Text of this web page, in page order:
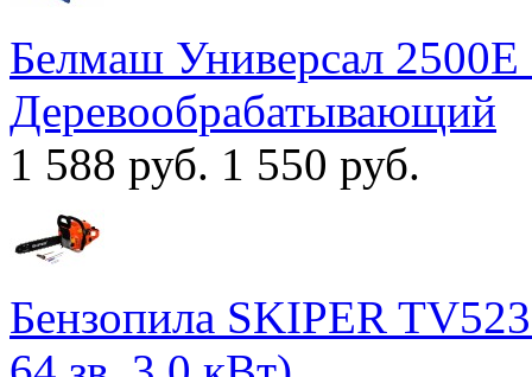
Белмаш Универсал 2500Е
Деревообрабатывающий
1 588 руб. 1 550 руб.
Бензопила SKIPER